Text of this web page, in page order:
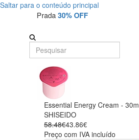
Saltar para o conteúdo principal
Prada30% OFF
Essential Energy Cream -
SHISEIDO
58.48€43.86€
Preço com IVA incluído